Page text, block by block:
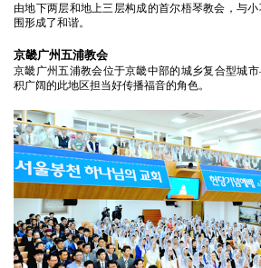
由地下两层和地上三层构成的首尔梧琴教会，与
围形成了和谐。
京畿广州五浦教会
京畿广州五浦教会位于京畿中部的城乡复合型城
积广阔的此地区担当好传播福音的角色。